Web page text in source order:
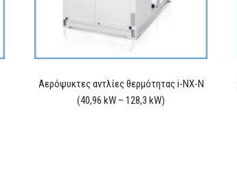
Αερόψυκτες αντλίες θερμότητας i-NX-N
(40,96 kW – 128,3 kW)